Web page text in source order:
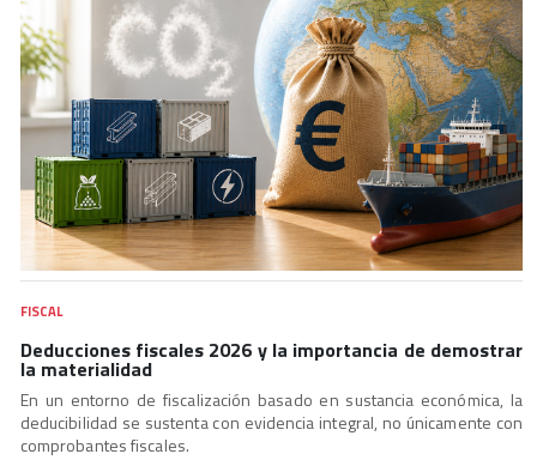
FISCAL
Deducciones fiscales 2026 y la importancia de demostrar
la materialidad
En un entorno de fiscalización basado en sustancia económica, la
deducibilidad se sustenta con evidencia integral, no únicamente con
comprobantes fiscales.